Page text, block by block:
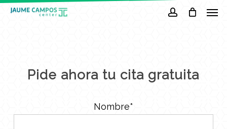
Skip
Pide ahora tu cita gratuita
Nombre*